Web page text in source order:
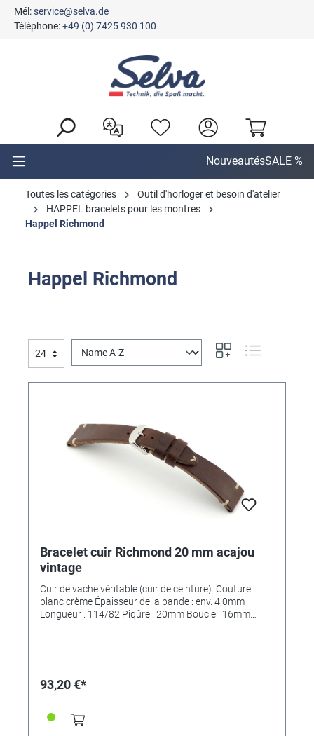
principal
Mél:service@selva.de
Téléphone:+49 (0) 7425 930 100
NouveautésSALE %
Toutes les catégories
Outil d'horloger et besoin d'atelier
HAPPEL bracelets pour les montres
Happel Richmond
Happel Richmond
Bracelet cuir Richmond 20 mm acajou
vintage
Cuir de vache véritable (cuir de ceinture). Couture :
blanc crème Épaisseur de la bande : env. 4,0mm
Longueur : 114/82 Piqûre : 20mm Boucle : 16mm
93,20 €*